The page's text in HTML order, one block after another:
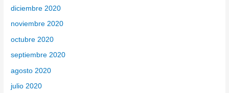
diciembre 2020
noviembre 2020
octubre 2020
septiembre 2020
agosto 2020
julio 2020